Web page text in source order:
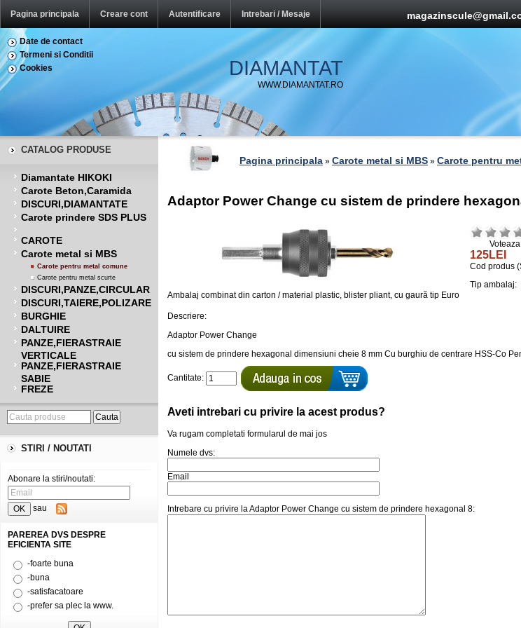
Pagina principala Creare cont Autentificare Intrebari / Mesaje
Date de contact
Termeni si Conditii
Cookies
DIAMANTAT
WWW.DIAMANTAT.RO
CATALOG PRODUSE
Diamantate HIKOKI
Carote Beton,Caramida
DISCURI,DIAMANTATE
Carote prindere SDS PLUS
CAROTE
Carote metal si MBS
Carote pentru metal comune
Carote pentru metal scurte
DISCURI,PANZE,CIRCULAR
DISCURI,TAIERE,POLIZARE
BURGHIE
DALTUIRE
PANZE,FIERASTRAIE
VERTICALE
PANZE,FIERASTRAIE
SABIE
FREZE
STIRI / NOUTATI
Abonare la stiri/noutati:
sau
PAREREA DVS DESPRE
EFICIENTA SITE
-foarte buna
-buna
-satisfacatoare
-prefer sa plec la www.
Pagina principala » Carote metal si MBS » Carote pentru
Adaptor Power Change cu sistem de prindere
Voteaza
125LEI
Cod produs
Tip ambalaj:
Ambalaj combinat din carton / material plastic, blister pliant, cu gaură tip Euro
Descriere:
Adaptor Power Change
cu sistem de prindere hexagonal dimensiuni cheie 8 mm Cu burghiu de centrare HSS-Co
Cantitate:
Aveti intrebari cu privire la acest produs?
Va rugam completati formularul de mai jos
Numele dvs:
Email
Intrebare cu privire la Adaptor Power Change cu sistem de prindere hexagonal 8: